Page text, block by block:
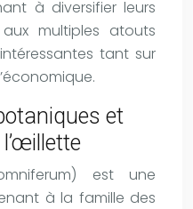
à diversifier leurs
multiples atouts
tant sur
et
est une
à la famille des